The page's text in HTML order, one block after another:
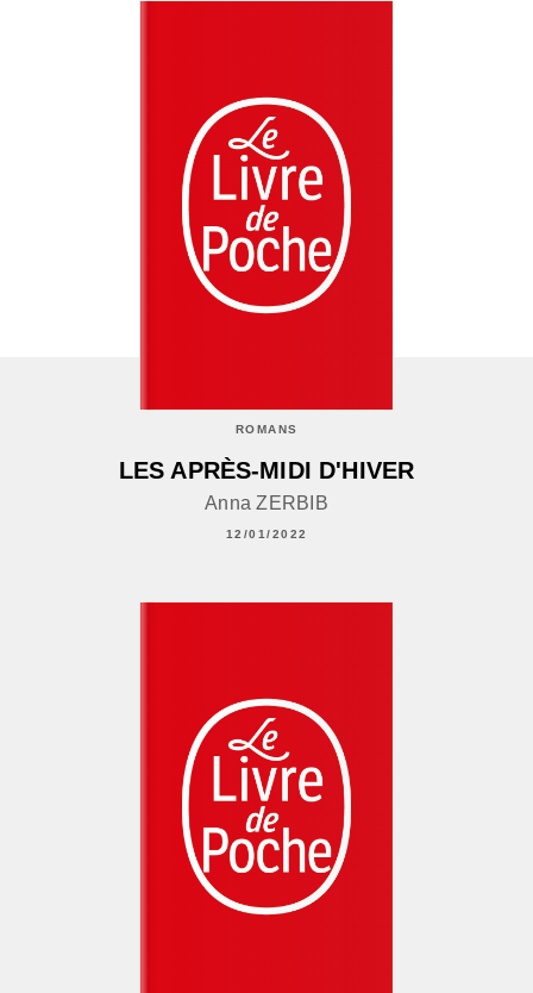
ROMANS
LES APRÈS-MIDI D'HIVER
Anna ZERBIB
12/01/2022